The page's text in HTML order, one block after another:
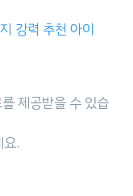
강력 추천 아이
제공받을 수 있습
.